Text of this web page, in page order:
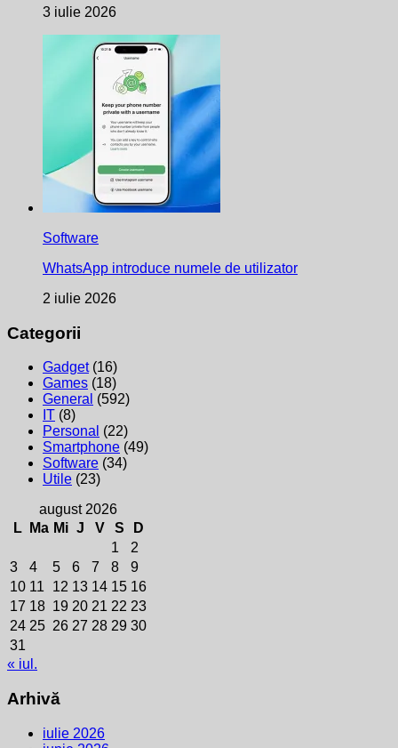
3 iulie 2026
Software
WhatsApp introduce numele de utilizator
2 iulie 2026
Categorii
Gadget(16)
Games (18)
General (592)
IT (8)
Personal (22)
Smartphone (49)
Software (34)
Utile (23)
august 2026
L
Ma Mi J V S
D
1
2
3
4 5 6 7 8
9
10 11 12 13 14 15 16
17 18 19 20 21 22 23
24 25 26 27 28 29 30
31
« iul.
Arhivă
iulie 2026